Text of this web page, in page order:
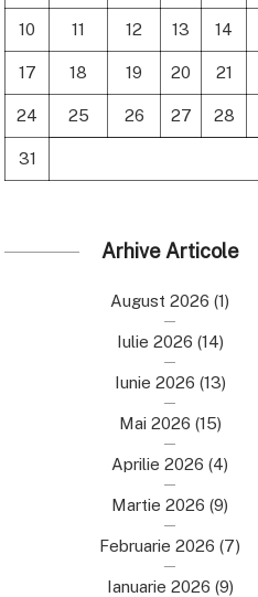
10 11 12 13 14
17 18 19 20 21
24 25 26 27 28
31
Arhive Articole
August 2026 (1)
Iulie 2026 (14)
Iunie 2026 (13)
Mai 2026 (15)
Aprilie 2026 (4)
Martie 2026 (9)
Februarie 2026 (7)
Ianuarie 2026 (9)